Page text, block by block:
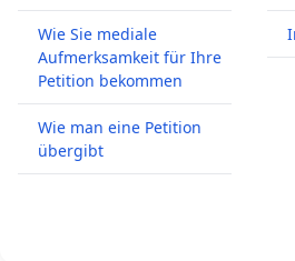
Wie Sie mediale
Aufmerksamkeit für Ihre
Petition bekommen
Wie man eine Petition
übergibt